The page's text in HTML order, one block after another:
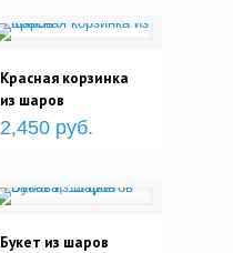
Красная корзинка
из шаров
2,450 руб.
Букет из шаров